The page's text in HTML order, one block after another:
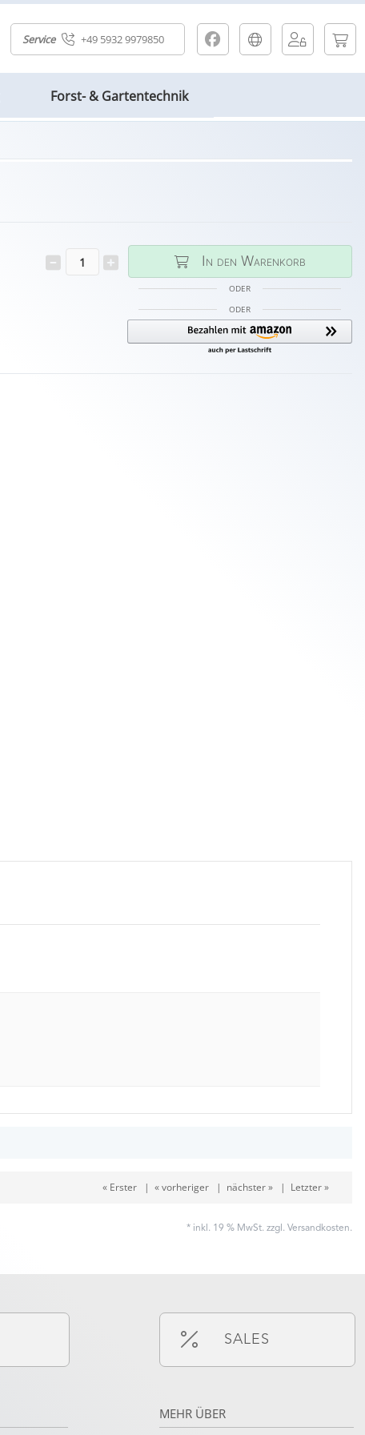
Service +49 5932 9979850
Forst- & Gartentechnik
In den Warenkorb
ODER
ODER
« Erster| « vorheriger| nächster »| Letzter »
* inkl. 19 % MwSt. zzgl. Versandkosten.
SALES
MEHR ÜBER